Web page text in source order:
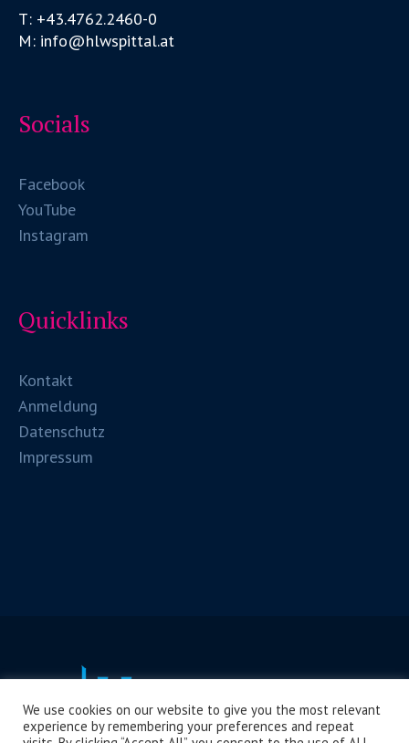
T: +43.4762.2460-0
M: info@hlwspittal.at
Socials
Facebook
YouTube
Instagram
Quicklinks
Kontakt
Anmeldung
Datenschutz
Impressum
We use cookies on our website to give you the most relevant
experience by remembering your preferences and repeat